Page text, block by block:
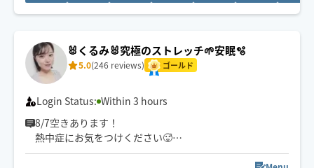
🐰くるみ🐰究極のストレッチ🌱安眠🫧
5.0(246 reviews) ゴールド
Login Status: Within 3 hours
8/7空きあります！
熱中症にお気をつけください🥵
平日の日中のお時間はご予約が取りやすくなっておりま